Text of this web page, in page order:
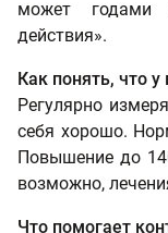
может годами
действия».
Как понять, что у
Регулярно
себя хорошо.
Повышение до
возможно,
Что помогает